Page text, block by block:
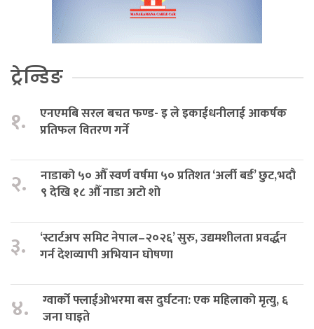
ट्रेन्डिङ
१.
एनएमबि सरल बचत फण्ड- इ ले इकाईधनीलाई आकर्षक
प्रतिफल वितरण गर्ने
२.
नाडाको ५० औँ स्वर्ण वर्षमा ५० प्रतिशत ‘अर्ली बर्ड’ छुट,भदौ
९ देखि १८ औँ नाडा अटो शो
३.
‘स्टार्टअप समिट नेपाल–२०२६’ सुरु, उद्यमशीलता प्रवर्द्धन
गर्न देशव्यापी अभियान घोषणा
४.
ग्वार्को फ्लाईओभरमा बस दुर्घटना: एक महिलाको मृत्यु, ६
जना घाइते